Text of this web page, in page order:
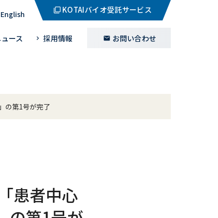
English KOTAIバイオ受託サービス
ース 採用情報 お問い合わせ
の第1号が完了
患者中心